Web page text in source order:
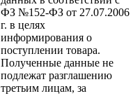
ФЗ №152-ФЗ от 27.07.2006
г. в целях
информирования о
поступлении товара.
Полученные данные не
подлежат разглашению
третьим лицам, за